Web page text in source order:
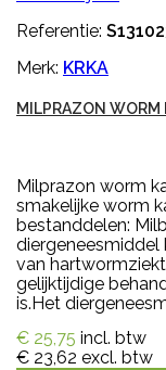
Referentie:
Merk: KRKA
MILPRAZON
Milprazon worm
smakelijke worm
bestanddelen:
diergeneesmiddel
van
gelijktijdige
is.Het
€ 25,75 incl. btw
€ 23,62 excl. btw